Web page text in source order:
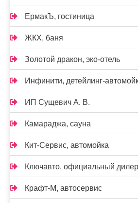
ЕрмакЪ, гостиница
ЖКХ, баня
Золотой дракон, эко-отель
Инфинити, детейлинг-
ИП Сущевич А. В.
Камараджа, сауна
Кит-Сервис, автомойка
Ключавто, официальный
Крафт-М, автосервис